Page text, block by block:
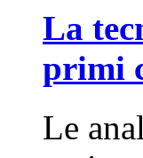
La
primi
Le